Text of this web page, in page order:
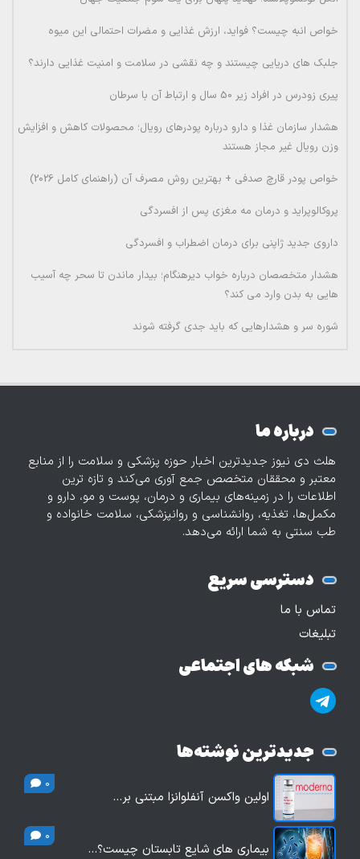
خواص انبه چیست؟ فواید، ارزش غذایی و مضرات احتمالی این میوه
جلبک های دریایی چیستند و چه نقشی در سلامت و امنیت غذایی دارند؟
پیری زودرس در افراد زیر 50 سال و ارتباط آن با سرطان
هشدار سازمان غذا و دارو درباره پودرهای رویال؛ محصولات کاهش و افزایش
وزن رویال غیر مجاز هستند
خواص پودر قارچ صدفی + بهترین روش مصرف آن (راهنمای کامل 2026)
پروکالوپراید و درمان مه مغزی پس از افسردگی
داروی جدید ژاپنی برای درمان اضطراب و افسردگی
هشدار متخصصان درباره خواب دیرهنگام؛ بیدار ماندن تا سحر چه آسیب
هایی به بدن وارد می کند؟
شوره سر و هشدارهایی که باید جدی گرفته شوند
درباره ما
هلث دی نیوز جدیدترین اخبار حوزه پزشکی و سلامت را از منابع
معتبر و محققان متخصص جمع آوری می‌کند و تازه‌ ترین
اطلاعات را در زمینه‌های بیماری و درمان، پوست و مو، دارو و
مکمل‌ها، تغذیه، روانشناسی و روانپزشکی، سلامت خانواده و
طب سنتی به شما ارائه می‌دهد.
دسترسی سریع
تماس با ما
تبلیغات
شبکه های اجتماعی
جدیدترین نوشته‌ها
اولین واکسن آنفلوانزا مبتنی بر…
0
بیماری های شایع تابستان چیست؟…
0